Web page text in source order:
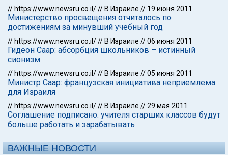
// https://www.newsru.co.il/// В Израиле // 19 июня 2011
Министерство просвещения отчиталось по
достижениям за минувший учебный год
// https://www.newsru.co.il/// В Израиле //06 июня 2011
Гидеон Саар: абсорбция школьников – истинный
сионизм
// https://www.newsru.co.il/// В Израиле //05 июня 2011
Министр Саар: французская инициатива неприемлема
для Израиля
// https://www.newsru.co.il/// В Израиле //29 мая 2011
Соглашение подписано: учителя старших классов будут
больше работать и зарабатывать
ВАЖНЫЕ НОВОСТИ